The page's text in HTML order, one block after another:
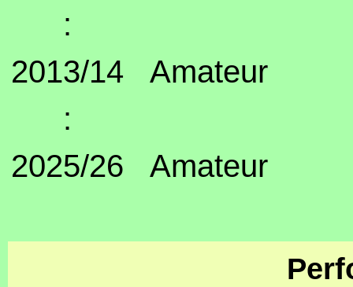
:
2013/14
Amateur
:
2025/26
Amateur